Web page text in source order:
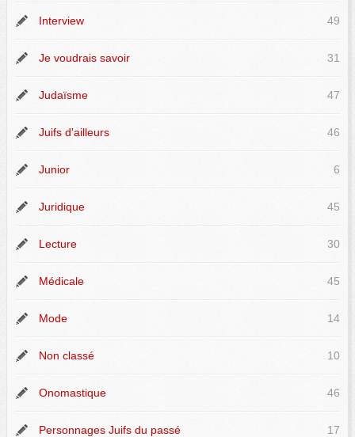
Interview 49
Je voudrais savoir 31
Judaïsme 47
Juifs d'ailleurs 46
Junior 6
Juridique 45
Lecture 30
Médicale 45
Mode 14
Non classé 10
Onomastique 46
Personnages Juifs du passé 17